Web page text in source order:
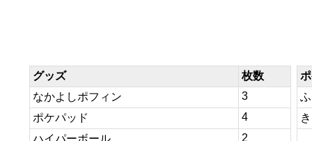
グッズ
枚数
なかよしポフィン
3
ポケパッド
4
ハイパーボール
2